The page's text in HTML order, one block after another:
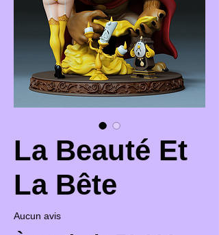
La Beauté Et
La Bête
Aucun avis